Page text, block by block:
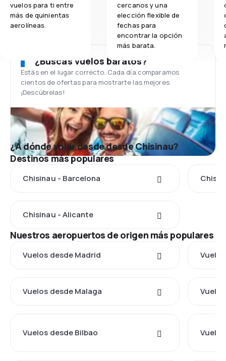
vuelos para ti entre
más de quinientas
aerolíneas.
cercanos y una
elección flexible de
fechas para
encontrar la opción
más barata.
¿Buscas vuelos baratos?
Estás en el lugar correcto. Cada día comparamos
cientos de ofertas para mostrarte las mejores.
¡Descúbrelas!
¿A dónde volar desde desde Chisinau?
Destinos más populares
Chisinau - Barcelona
Chisinau - Alicante
Nuestros aeropuertos de origen más populares
Vuelos desde Madrid
Vuelos desde Malaga
Vuelos desde Bilbao